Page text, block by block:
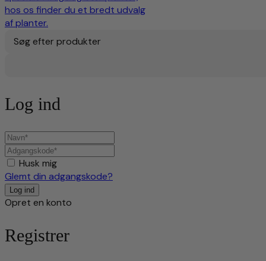
Søg efter produkter
Log ind
Husk mig
Glemt din adgangskode?
Opret en konto
Registrer